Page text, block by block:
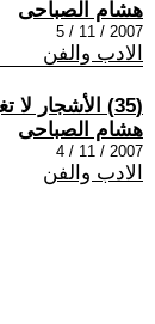
هشام الصباحى
2007 / 11 / 5
الادب والفن
(35) الأشجار لا تغير أيديولوجياتها
هشام الصباحى
2007 / 11 / 4
الادب والفن